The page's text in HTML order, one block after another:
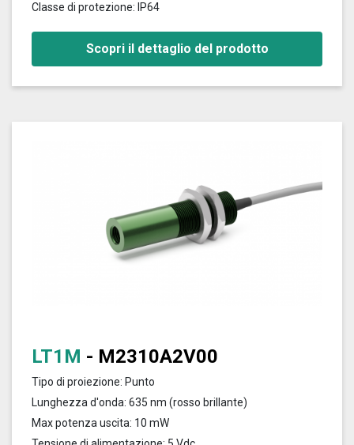
Classe di protezione: IP64
Scopri il dettaglio del prodotto
LT1M - M2310A2V00
Tipo di proiezione: Punto
Lunghezza d'onda: 635 nm (rosso brillante)
Max potenza uscita: 10 mW